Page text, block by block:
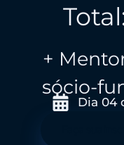
+
sócio-
Dia 04